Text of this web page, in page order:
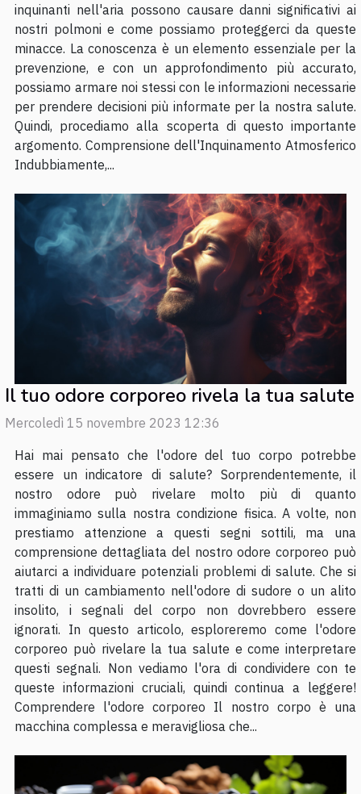
inquinanti nell'aria possono causare danni significativi ai
nostri polmoni e come possiamo proteggerci da queste
minacce. La conoscenza è un elemento essenziale per la
prevenzione, e con un approfondimento più accurato,
possiamo armare noi stessi con le informazioni necessarie
per prendere decisioni più informate per la nostra salute.
Quindi, procediamo alla scoperta di questo importante
argomento. Comprensione dell'Inquinamento Atmosferico
Indubbiamente,...
Il tuo odore corporeo rivela la tua salute
Mercoledì 15 novembre 2023 12:36
Hai mai pensato che l'odore del tuo corpo potrebbe
essere un indicatore di salute? Sorprendentemente, il
nostro odore può rivelare molto più di quanto
immaginiamo sulla nostra condizione fisica. A volte, non
prestiamo attenzione a questi segni sottili, ma una
comprensione dettagliata del nostro odore corporeo può
aiutarci a individuare potenziali problemi di salute. Che si
tratti di un cambiamento nell'odore di sudore o un alito
insolito, i segnali del corpo non dovrebbero essere
ignorati. In questo articolo, esploreremo come l'odore
corporeo può rivelare la tua salute e come interpretare
questi segnali. Non vediamo l'ora di condividere con te
queste informazioni cruciali, quindi continua a leggere!
Comprendere l'odore corporeo Il nostro corpo è una
macchina complessa e meravigliosa che...